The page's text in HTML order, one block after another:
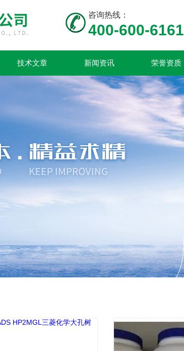
咨询热线：
400-600-6161
技术文章 新闻资讯 荣誉资质